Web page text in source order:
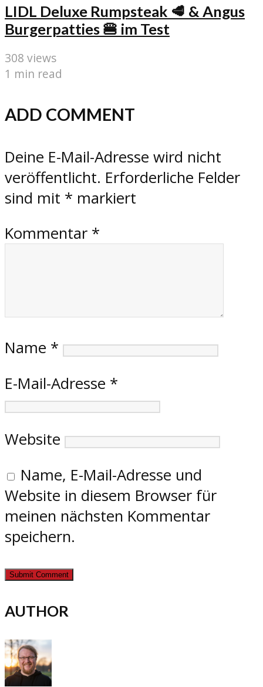
LIDL Deluxe Rumpsteak 🥩 & Angus
Burgerpatties 🍔 im Test
308 views
1 min read
ADD COMMENT
Deine E-Mail-Adresse wird nicht
veröffentlicht. Erforderliche Felder
sind mit * markiert
Kommentar *
Name *
E-Mail-Adresse *
Website
Name, E-Mail-Adresse und
Website in diesem Browser für
meinen nächsten Kommentar
speichern.
AUTHOR